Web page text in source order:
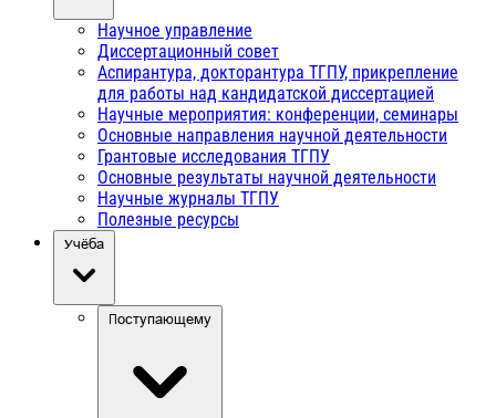
Научное управление
Диссертационный совет
Аспирантура, докторантура ТГПУ, прикрепление
для работы над кандидатской диссертацией
Научные мероприятия: конференции, семинары
Основные направления научной деятельности
Грантовые исследования ТГПУ
Основные результаты научной деятельности
Научные журналы ТГПУ
Полезные ресурсы
Учёба
Поступающему